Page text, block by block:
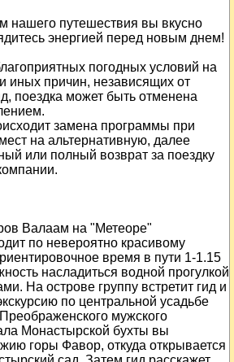
нашего путешествия вы вкусно
энергией перед новым днем!
погодных условий на
иных причин, независящих от
поездка может быть отменена
замена программы при
на альтернативную, далее
или полный возврат за поездку
Валаам на "Метеоре"
по невероятно красивому
время в пути 1-1.15
насладиться водной прогулкой
На острове группу встретит гид и
по центральной усадьбе
мужского
Монастырской бухты вы
горы Фавор, откуда открывается